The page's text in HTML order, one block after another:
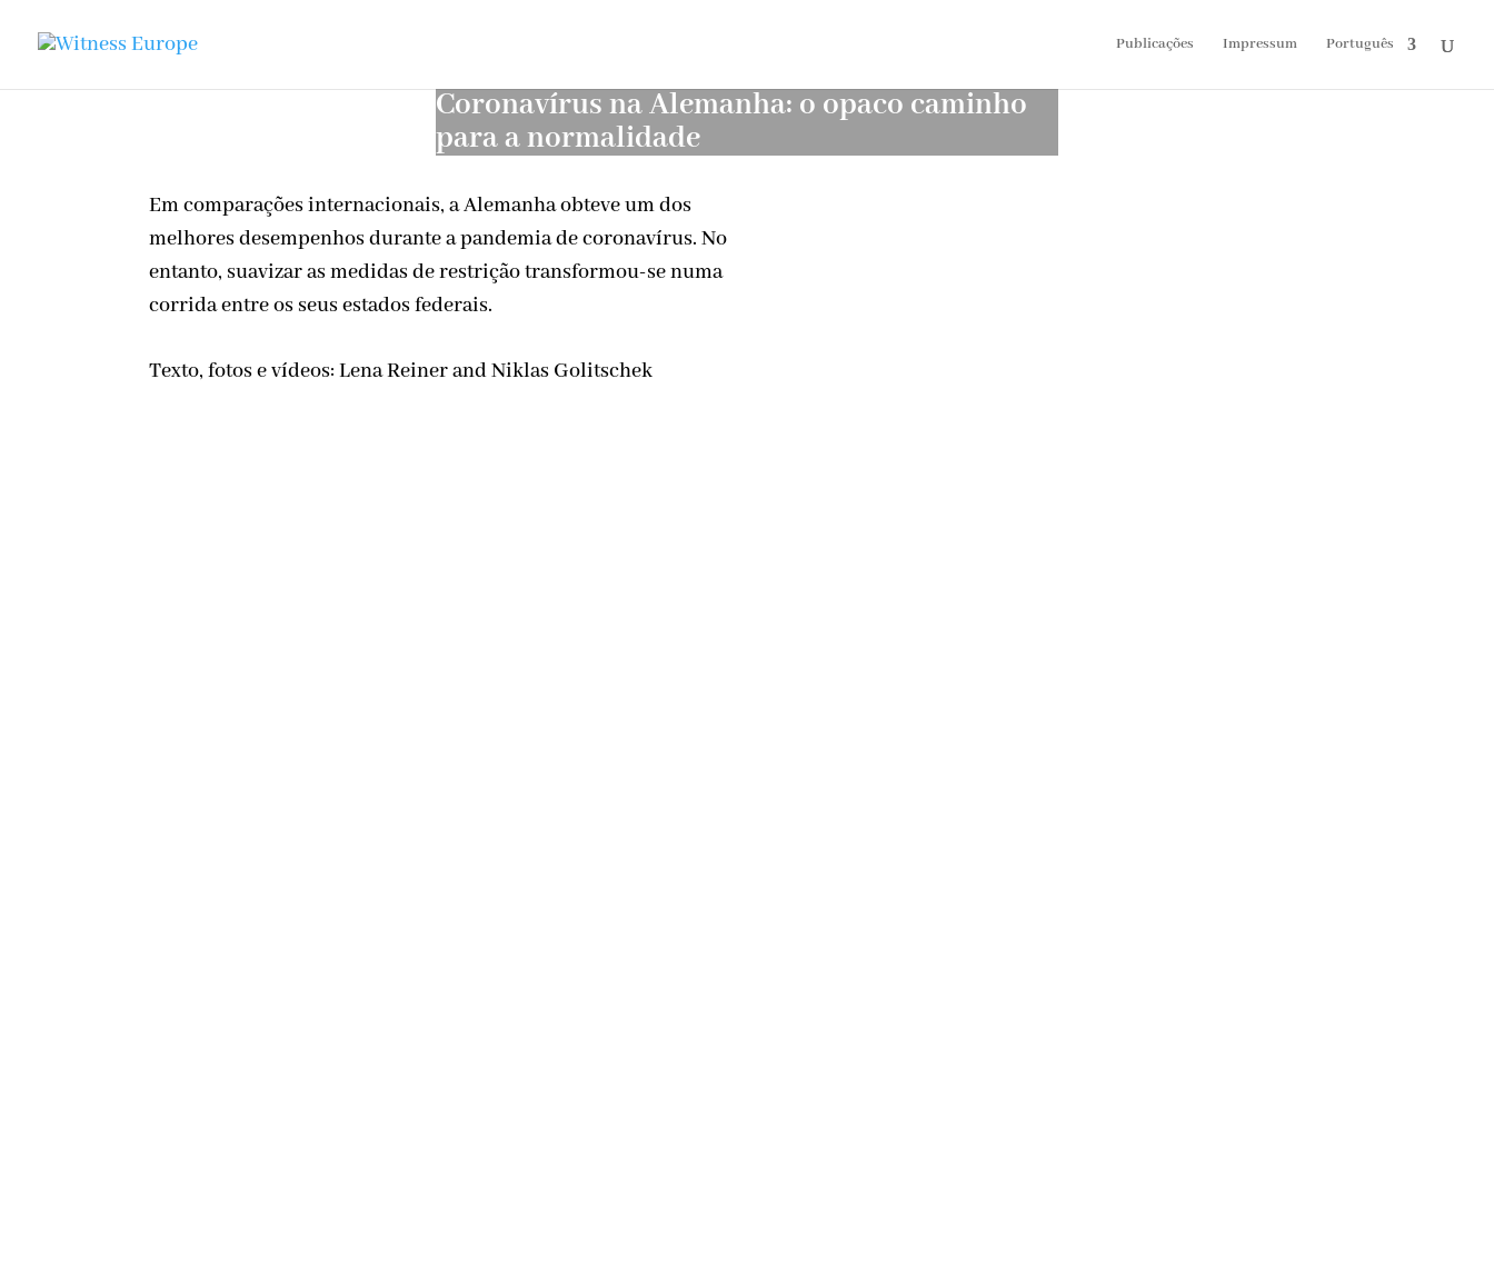
Publicações Impressum Português
Coronavírus na Alemanha: o opaco caminho
para a normalidade
Em comparações internacionais, a Alemanha obteve um dos
melhores desempenhos durante a pandemia de coronavírus. No
entanto, suavizar as medidas de restrição transformou-se numa
corrida entre os seus estados federais.
Texto, fotos e vídeos: Lena Reiner and Niklas Golitschek